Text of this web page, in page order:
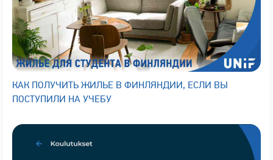
КАК ПОЛУЧИТЬ ЖИЛЬЕ В ФИНЛЯНДИИ, ЕСЛИ ВЫ
ПОСТУПИЛИ НА УЧЕБУ